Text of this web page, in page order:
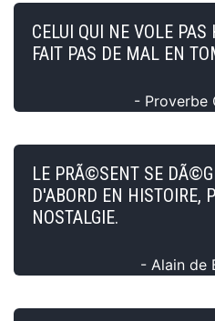
CELUI QUI NE VOLE PAS
FAIT PAS DE MAL EN
- Proverbe
LE PRÃ©SENT SE
D'ABORD EN HISTOIRE,
NOSTALGIE.
- Alain de